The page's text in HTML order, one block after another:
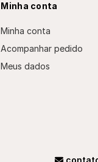
Minha conta
Minha conta
Acompanhar pedido
Meus dados